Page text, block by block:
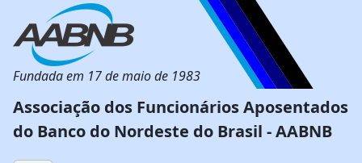
Fundada em 17 de maio de 1983
Associação dos Funcionários Aposentados
do Banco do Nordeste do Brasil - AABNB